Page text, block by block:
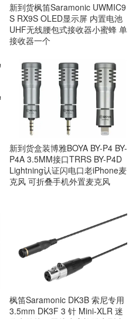
新到货枫笛Saramonic UWMIC9
S RX9S OLED显示屏 内置电池
UHF无线腰包式接收器小蜜蜂 单
接收器一个
新到货盒装博雅BOYA BY-P4 BY-
P4A 3.5MM接口TRRS BY-P4D
Lightning认证闪电口老iPhone麦
克风 可折叠手机外置麦克风
枫笛Saramonic DK3B 索尼专用
3.5mm DK3F 3 针 Mini-XLR 迷